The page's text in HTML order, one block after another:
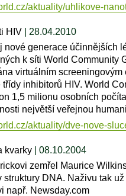
aktuality/uhlikove-
HIV| 28.04.2010
nové generace účinnějších
k síti World Community
virtuálním screeningovým
inhibitorů HIV. World
1,5 milionu osobních
největší veřejnou
aktuality/dve-nove-
kvarky| 08.10.2004
zemřel Maurice
DNA. Naživu tak
např. Newsday.com